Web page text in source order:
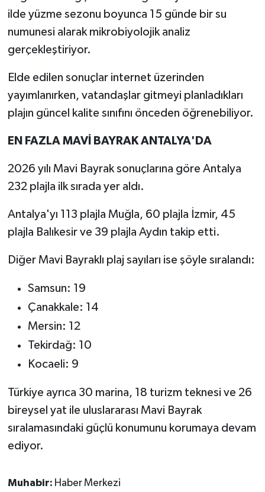
ilde yüzme sezonu boyunca 15 günde bir su
numunesi alarak mikrobiyolojik analiz
gerçekleştiriyor.
Elde edilen sonuçlar internet üzerinden
yayımlanırken, vatandaşlar gitmeyi planladıkları
plajın güncel kalite sınıfını önceden öğrenebiliyor.
EN FAZLA MAVİ BAYRAK ANTALYA'DA
2026 yılı Mavi Bayrak sonuçlarına göre Antalya
232 plajla ilk sırada yer aldı.
Antalya'yı 113 plajla Muğla, 60 plajla İzmir, 45
plajla Balıkesir ve 39 plajla Aydın takip etti.
Diğer Mavi Bayraklı plaj sayıları ise şöyle sıralandı:
Samsun: 19
Çanakkale: 14
Mersin: 12
Tekirdağ: 10
Kocaeli: 9
Türkiye ayrıca 30 marina, 18 turizm teknesi ve 26
bireysel yat ile uluslararası Mavi Bayrak
sıralamasındaki güçlü konumunu korumaya devam
ediyor.
Muhabir: Haber Merkezi